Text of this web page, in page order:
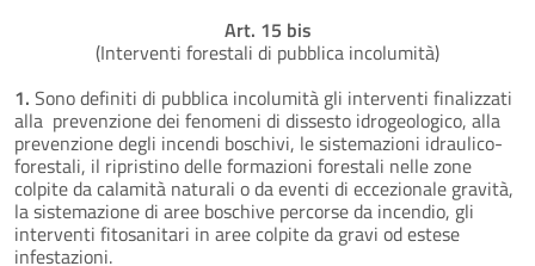
Art. 15 bis
(Interventi forestali di pubblica incolumità)
1. Sono definiti di pubblica incolumità gli interventi finalizzati
alla prevenzione dei fenomeni di dissesto idrogeologico, alla
prevenzione degli incendi boschivi, le sistemazioni idraulico-
forestali, il ripristino delle formazioni forestali nelle zone
colpite da calamità naturali o da eventi di eccezionale gravità,
la sistemazione di aree boschive percorse da incendio, gli
interventi fitosanitari in aree colpite da gravi od estese
infestazioni.